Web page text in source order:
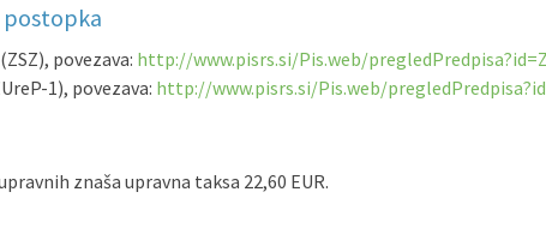
postopka
povezava: http://www.pisrs.si/Pis.web/
1), povezava: http://www.pisrs.si/Pis.web/
znaša upravna taksa 22,60 EUR.